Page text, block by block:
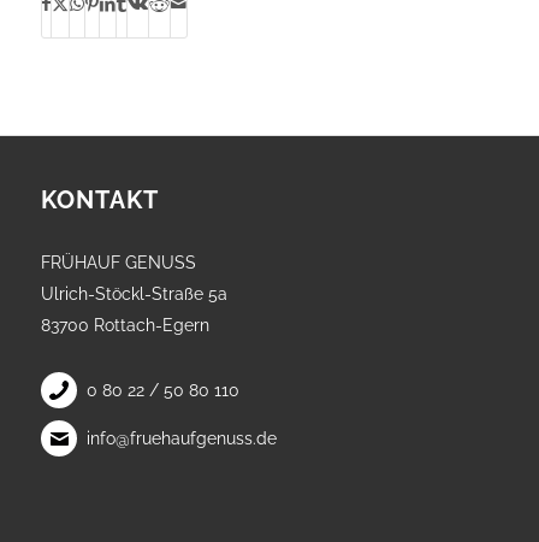
KONTAKT
FRÜHAUF GENUSS
Ulrich-Stöckl-Straße 5a
83700 Rottach-Egern
0 80 22 / 50 80 110
info@fruehaufgenuss.de